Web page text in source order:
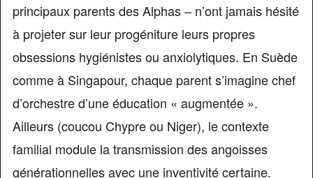
principaux parents des Alphas – n’ont jamais hésité
à projeter sur leur progéniture leurs propres
obsessions hygiénistes ou anxiolytiques. En Suède
comme à Singapour, chaque parent s’imagine chef
d’orchestre d’une éducation « augmentée ».
Ailleurs (coucou Chypre ou Niger), le contexte
familial module la transmission des angoisses
générationnelles avec une inventivité certaine.